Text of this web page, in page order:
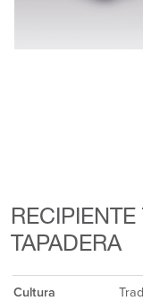
TAPADERA
Cultura